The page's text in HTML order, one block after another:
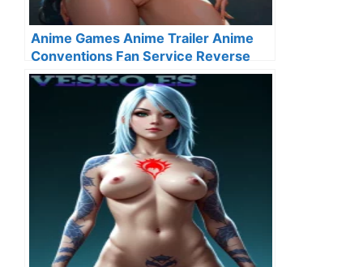
Anime Games Anime Trailer Anime
Conventions Fan Service Reverse
Harem